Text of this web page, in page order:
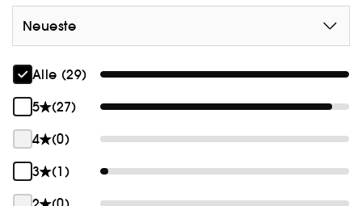
Neueste
Alle (29)
5
(27)
4
(0)
3
(1)